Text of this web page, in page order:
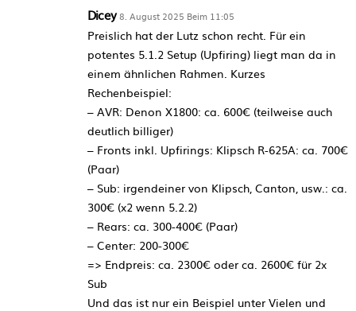
Dicey 8. August 2025 Beim 11:05
Preislich hat der Lutz schon recht. Für ein
potentes 5.1.2 Setup (Upfiring) liegt man da in
einem ähnlichen Rahmen. Kurzes
Rechenbeispiel:
– AVR: Denon X1800: ca. 600€ (teilweise auch
deutlich billiger)
– Fronts inkl. Upfirings: Klipsch R-625A: ca. 700€
(Paar)
– Sub: irgendeiner von Klipsch, Canton, usw.: ca.
300€ (x2 wenn 5.2.2)
– Rears: ca. 300-400€ (Paar)
– Center: 200-300€
=> Endpreis: ca. 2300€ oder ca. 2600€ für 2x
Sub
Und das ist nur ein Beispiel unter Vielen und